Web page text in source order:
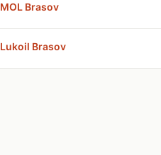
MOL Brasov
Lukoil Brasov